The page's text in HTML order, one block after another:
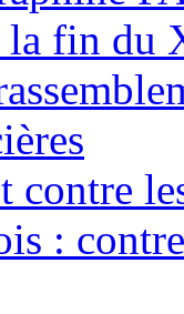
la fin du
contre
: